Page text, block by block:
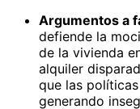
Argumentos a
defiende la
de la vivienda
alquiler
que las
generando